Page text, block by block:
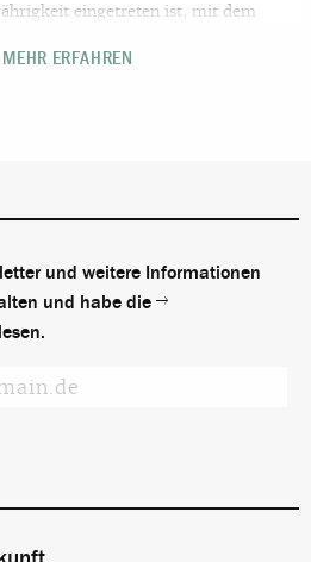
eingetreten ist, mit dem
12. April 2018 sei in Deutschland nicht
zu einem GFK
Ob es sich hierbei bereits um
abgestimmte Position der
handelt, ist noch
MEHR ERFAHREN
und weitere Informationen
und habe die